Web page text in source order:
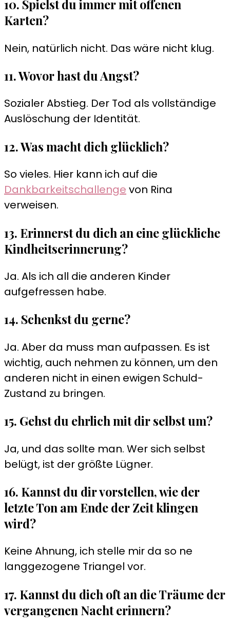
10. Spielst du immer mit offenen
Karten?
Nein, natürlich nicht. Das wäre nicht klug.
11. Wovor hast du Angst?
Sozialer Abstieg. Der Tod als vollständige
Auslöschung der Identität.
12. Was macht dich glücklich?
So vieles. Hier kann ich auf die
Dankbarkeitschallenge von Rina
verweisen.
13. Erinnerst du dich an eine glückliche
Kindheitserinnerung?
Ja. Als ich all die anderen Kinder
aufgefressen habe.
14. Schenkst du gerne?
Ja. Aber da muss man aufpassen. Es ist
wichtig, auch nehmen zu können, um den
anderen nicht in einen ewigen Schuld-
Zustand zu bringen.
15. Gehst du ehrlich mit dir selbst um?
Ja, und das sollte man. Wer sich selbst
belügt, ist der größte Lügner.
16. Kannst du dir vorstellen, wie der
letzte Ton am Ende der Zeit klingen
wird?
Keine Ahnung, ich stelle mir da so ne
langgezogene Triangel vor.
17. Kannst du dich oft an die Träume der
vergangenen Nacht erinnern?